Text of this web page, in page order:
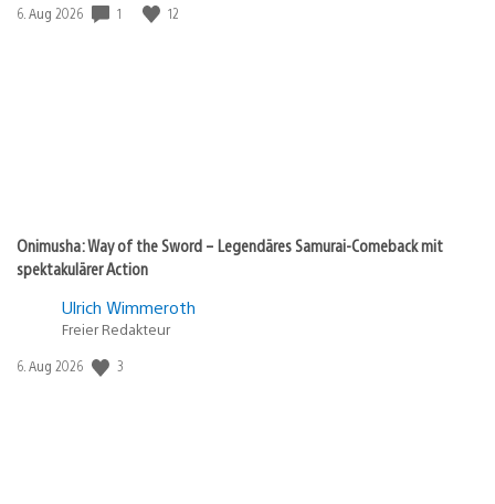
Veröffentlichungsdatum:
6. Aug 2026 1 12
Onimusha: Way of the Sword – Legendäres Samurai-Comeback mit
spektakulärer Action
Ulrich Wimmeroth
Freier Redakteur
Veröffentlichungsdatum:
6. Aug 2026 3